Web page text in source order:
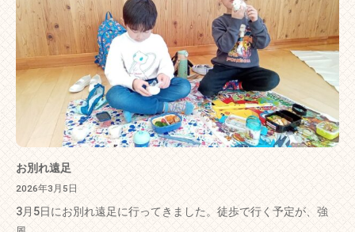
お別れ遠足
2026年3月5日
3月5日にお別れ遠足に行ってきました。徒歩で行く予定が、強